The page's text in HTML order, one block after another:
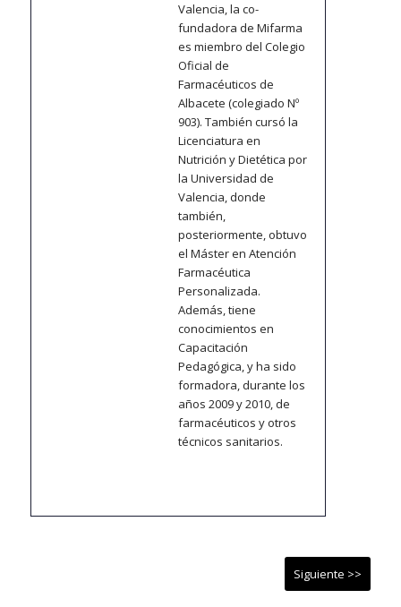
Valencia, la co-
fundadora de Mifarma
es miembro del Colegio
Oficial de
Farmacéuticos de
Albacete (colegiado Nº
903). También cursó la
Licenciatura en
Nutrición y Dietética por
la Universidad de
Valencia, donde
también,
posteriormente, obtuvo
el Máster en Atención
Farmacéutica
Personalizada.
Además, tiene
conocimientos en
Capacitación
Pedagógica, y ha sido
formadora, durante los
años 2009 y 2010, de
farmacéuticos y otros
técnicos sanitarios.
Siguiente >>